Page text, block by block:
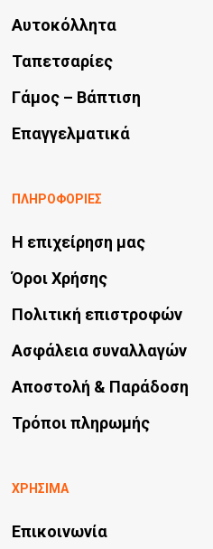
Αυτοκόλλητα
Ταπετσαρίες
Γάμος – Βάπτιση
Επαγγελματικά
ΠΛΗΡΟΦΟΡΙΕΣ
Η επιχείρηση μας
Όροι Χρήσης
Πολιτική επιστροφών
Ασφάλεια συναλλαγών
Αποστολή & Παράδοση
Τρόποι πληρωμής
ΧΡΗΣΙΜΑ
Επικοινωνία